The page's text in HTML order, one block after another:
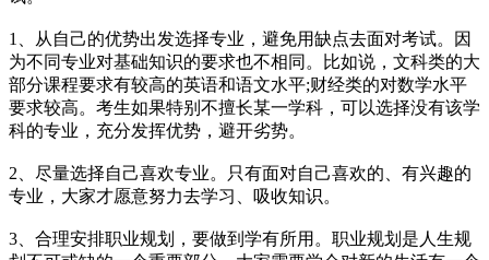
1、从自己的优势出发选择专业，避免用缺点去面对考试。因
为不同专业对基础知识的要求也不相同。比如说，文科类的大
部分课程要求有较高的英语和语文水平;财经类的对数学水平
要求较高。考生如果特别不擅长某一学科，可以选择没有该学
科的专业，充分发挥优势，避开劣势。
2、尽量选择自己喜欢专业。只有面对自己喜欢的、有兴趣的
专业，大家才愿意努力去学习、吸收知识。
3、合理安排职业规划，要做到学有所用。职业规划是人生规